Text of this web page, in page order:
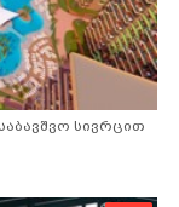
სივრცით